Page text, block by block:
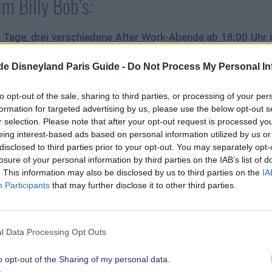
Disneyland Paris Guide - Do Not Process My Personal
opt-out of the sale, sharing to third parties, or processing of your
for targeted advertising by us, please use the below opt-out
selection. Please note that after your opt-out request is processed
interest-based ads based on personal information utilized by us
to third parties prior to your opt-out. You may separately
of your personal information by third parties on the IAB’s list of
This information may also be disclosed by us to third parties on the
Participants that may further disclose it to other third parties.
Data Processing Opt Outs
opt-out of the Sharing of my personal data.
Billy Bob’s:
Tage, drei verschiedene After Work-Abende ab 18:00 Uhr
für jeden Geschmack etwas: Bei toller Musik,
könnt Ihr den Abend ruhig ausklingen lassen.
(jeden Dienstag) werdet Ihr von rhythmischer Salsa
könnt Ihr zur Musik der 50er & 60er Jahre in den
abwechslungsreiche Lounge-Musik dafür, dass Ihr nach
Entertainment gibt es an den After Work
An diesen Tagen werden leckere Tapas angeboten.